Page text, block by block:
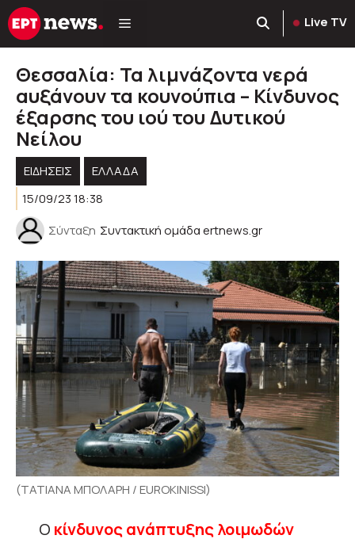
Μετάβαση
σε
Live TV
Θεσσαλία: Τα λιμνάζοντα νερά
αυξάνουν τα κουνούπια – Κίνδυνος
έξαρσης του ιού του Δυτικού
Νείλου
ΕΙΔΗΣΕΙΣ
ΕΛΛΑΔΑ
15/09/23 18:38
Σύνταξη Συντακτική ομάδα ertnews.gr
(ΤΑΤΙΑΝΑ ΜΠΟΛΑΡΗ / EUROKINISSI)
Ο κίνδυνος ανάπτυξης λοιμωδών